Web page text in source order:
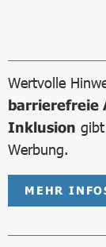
Wertvolle
barrierefreie
Inklusion
Werbung.
MEHR